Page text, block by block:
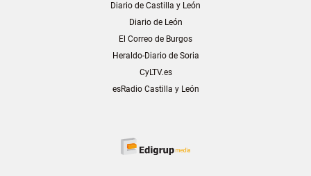
Diario de Castilla y León
Diario de León
El Correo de Burgos
Heraldo-Diario de Soria
CyLTV.es
esRadio Castilla y León